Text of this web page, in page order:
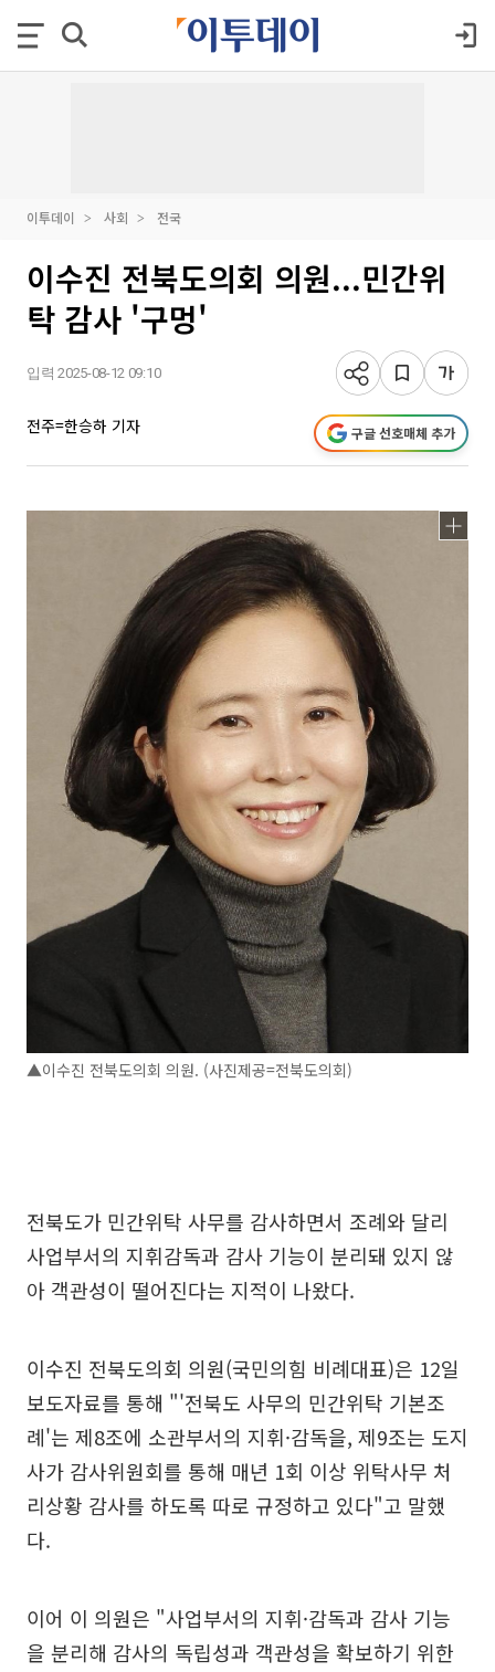
이투데이 사회 전국
이수진 전북도의회 의원...민간위
탁 감사 '구멍'
입력 2025-08-12 09:10
전주=한승하 기자 구글 선호매체 추가
▲이수진 전북도의회 의원. (사진제공=전북도의회)
전북도가 민간위탁 사무를 감사하면서 조례와 달리
사업부서의 지휘감독과 감사 기능이 분리돼 있지 않
아 객관성이 떨어진다는 지적이 나왔다.
이수진 전북도의회 의원(국민의힘 비례대표)은 12일
보도자료를 통해 "'전북도 사무의 민간위탁 기본조
례'는 제8조에 소관부서의 지휘·감독을, 제9조는 도지
사가 감사위원회를 통해 매년 1회 이상 위탁사무 처
리상황 감사를 하도록 따로 규정하고 있다"고 말했
다.
이어 이 의원은 "사업부서의 지휘·감독과 감사 기능
을 분리해 감사의 독립성과 객관성을 확보하기 위한